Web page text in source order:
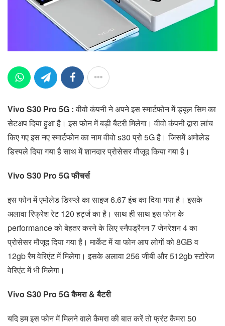
Vivo S30 Pro 5G :वीवो कंपनी ने अपने इस स्मार्टफोन में ड्यूल सिम का
सेटअप दिया हुआ है। इस फोन में बड़ी बैटरी मिलेगा। वीवो कंपनी द्वारा लांच
किए गए इस नए स्मार्टफोन का नाम वीवो s30 प्रो 5G है। जिसमें अमोलेड
डिस्पले दिया गया है साथ में शानदार प्रोसेसर मौजूद किया गया है।
Vivo S30 Pro 5G फीचर्स
इस फोन में एमोलेड डिस्प्ले का साइज 6.67 इंच का दिया गया है। इसके
अलावा रिफ्रेश रेट 120 हर्ट्ज का है। साथ ही साथ इस फोन के
performance को बेहतर करने के लिए स्नैपड्रैगन 7 जेनरेशन 4 का
प्रोसेसर मौजूद दिया गया है। मार्केट में या फोन आप लोगों को 8GB व
12gb रैम वेरिएंट में मिलेगा। इसके अलावा 256 जीबी और 512gb स्टोरेज
वेरिएंट में भी मिलेगा।
Vivo S30 Pro 5G कैमरा & बैटरी
यदि हम इस फोन में मिलने वाले कैमरा की बात करें तो फ्रंट कैमरा 50